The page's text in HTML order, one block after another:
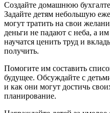
Создайте домашнюю
Задайте детям небольшую
могут тратить на свои
деньги не падают с неба, а
научатся ценить труд и
получить.
Помогите им составить
будущее. Обсуждайте с
и как они могут достичь
планирование.